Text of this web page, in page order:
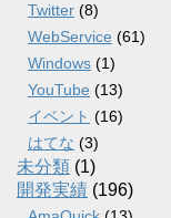
Twitter (8)
WebService (61)
Windows (1)
YouTube (13)
イベント (16)
はてな (3)
未分類 (1)
開発実績 (196)